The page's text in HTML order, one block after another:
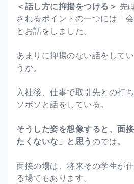
＜話し方に抑揚をつける＞ 先
されるポイントの一つには「
とお話をしました。
あまりに抑揚のない話をして
うか。
入社後、仕事で取引先との打
ソボソと話をしている。
そうした姿を想像すると、面
たくないな」と思うのでは。
面接の場は、将来その学生が
る場でもあります。